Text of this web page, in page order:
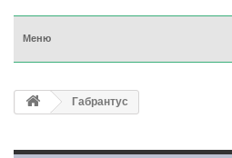
Меню
Габрантус